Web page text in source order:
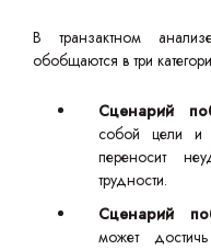
В транзактном
обобщаются в три
Сценарий
собой цели и
переносит
трудности.
Сценарий
может